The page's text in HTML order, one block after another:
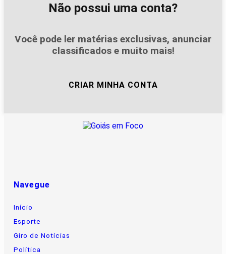
Não possui uma conta?
Você pode ler matérias exclusivas, anunciar
classificados e muito mais!
CRIAR MINHA CONTA
Navegue
Início
Esporte
Giro de Notícias
Política